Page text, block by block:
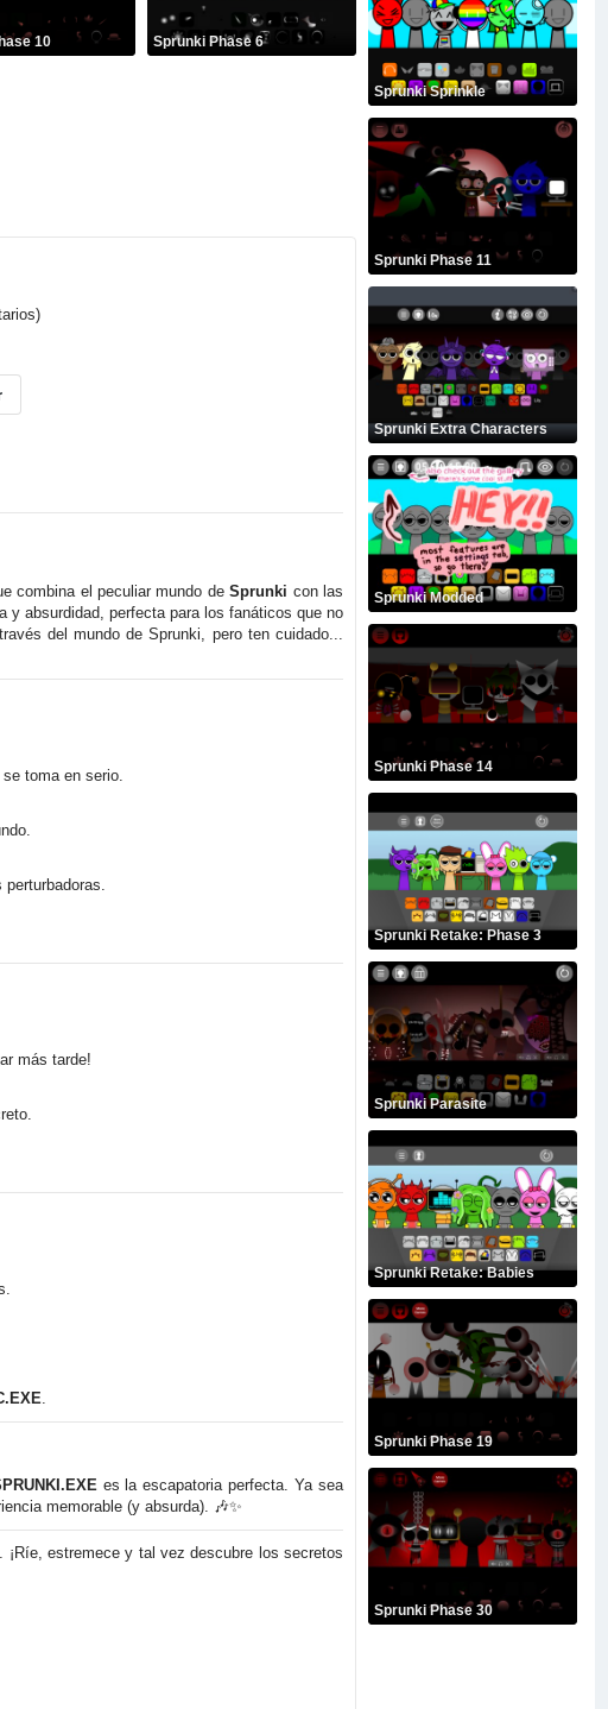
10 Sprunki Phase 6
combina el peculiar mundo deSprunki con las
y absurdidad, perfecta para los fanáticos que no
del mundo de Sprunki, pero ten cuidado...
toma en serio.
más tarde!
es la escapatoria perfecta. Ya sea
memorable (y absurda). 🎶✨
. ¡Ríe, estremece y tal vez descubre los secretos
Sprunki Sprinkle
Sprunki Phase 11
Sprunki Extra Characters
Sprunki Modded
Sprunki Phase 14
Sprunki Retake: Phase 3
Sprunki Parasite
Sprunki Retake: Babies
Sprunki Phase 19
Sprunki Phase 30